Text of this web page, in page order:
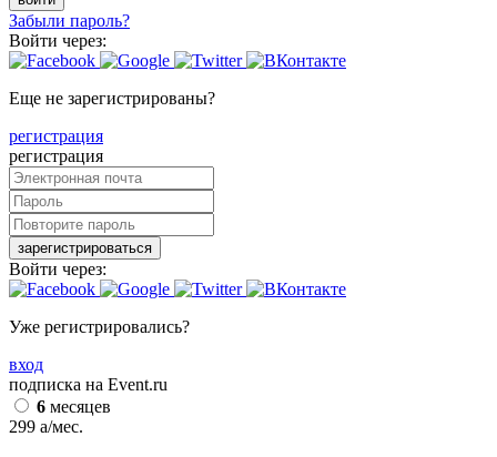
Забыли пароль?
Войти через:
Еще не зарегистрированы?
регистрация
регистрация
зарегистрироваться
Войти через:
Уже регистрировались?
вход
подписка на Event.ru
6 месяцев
299 a/мес.